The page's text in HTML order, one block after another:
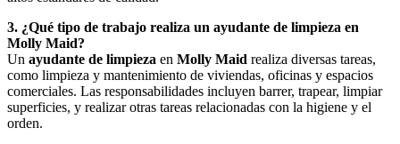
3. ¿Qué tipo de trabajo realiza un ayudante de limpieza en
Molly Maid?
Un ayudante de limpieza en Molly Maid realiza diversas tareas,
como limpieza y mantenimiento de viviendas, oficinas y espacios
comerciales. Las responsabilidades incluyen barrer, trapear, limpiar
superficies, y realizar otras tareas relacionadas con la higiene y el
orden.